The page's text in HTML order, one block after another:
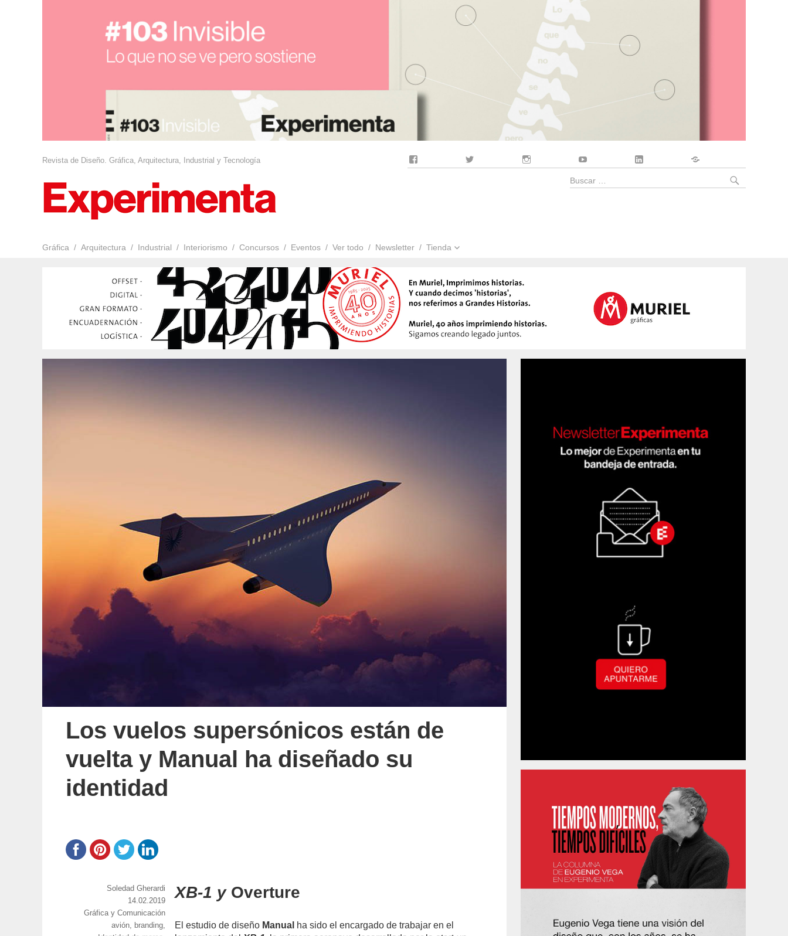
Revista de Diseño. Gráfica, Arquitectura, Industrial y Tecnología
Gráfica Arquitectura Industrial Interiorismo Concursos Eventos Ver todo Newsletter Tienda
Buscar
Los vuelos supersónicos están de
vuelta y Manual ha diseñado su
identidad
XB-1 y Overture
El estudio de diseño Manual ha sido el encargado de trabajar en el
https://www.experimenta.es/author/soledad-
gherardi/
Soledad Gherardi
Publicado
el
14.02.2019
Categorías
Gráfica y Comunicación
Etiquetas
avión, branding,